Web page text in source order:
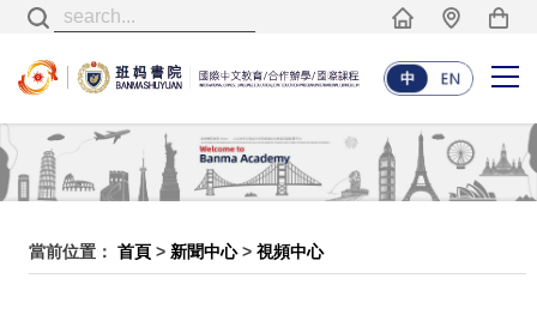
當前位置： 首頁> 新聞中心> 視頻中心